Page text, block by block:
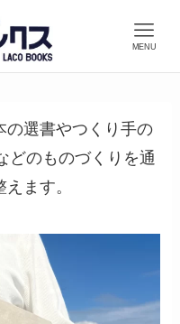
MENU
の選書やつくり手の
どのものづくりを通
ます。